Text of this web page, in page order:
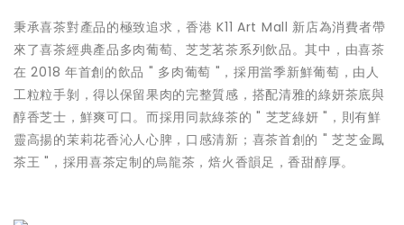
秉承喜茶對產品的極致追求，香港 K11 Art Mall 新店為消費者帶
來了喜茶經典產品多肉葡萄、芝芝茗茶系列飲品。其中，由喜茶
在 2018 年首創的飲品 " 多肉葡萄 "，採用當季新鮮葡萄，由人
工粒粒手剝，得以保留果肉的完整質感，搭配清雅的綠妍茶底與
醇香芝士，鮮爽可口。而採用同款綠茶的 " 芝芝綠妍 "，則有鮮
靈高揚的茉莉花香沁人心脾，口感清新；喜茶首創的 " 芝芝金鳳
茶王 "，採用喜茶定制的烏龍茶，焙火香韻足，香甜醇厚。